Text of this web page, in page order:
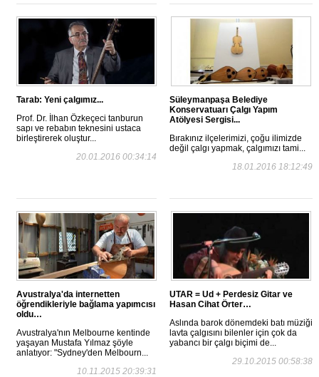
Tarab: Yeni çalgımız...
Prof. Dr. İlhan Özkeçeci tanburun
sapı ve rebabın teknesini ustaca
birleştirerek oluştur...
20.01.2016 00:34:14
Süleymanpaşa Belediye
Konservatuarı Çalgı Yapım
Atölyesi Sergisi...
Bırakınız ilçelerimizi, çoğu ilimizde
değil çalgı yapmak, çalgımızı tami...
18.01.2016 18:12:49
Avustralya'da internetten
öğrendikleriyle bağlama yapımcısı
oldu…
Avustralya'nın Melbourne kentinde
yaşayan Mustafa Yılmaz şöyle
anlatıyor: "Sydney'den Melbourn...
10.11.2015 20:39:31
UTAR = Ud + Perdesiz Gitar ve
Hasan Cihat Örter…
Aslında barok dönemdeki batı müziği
lavta çalgısını bilenler için çok da
yabancı bir çalgı biçimi de...
29.10.2015 00:58:38